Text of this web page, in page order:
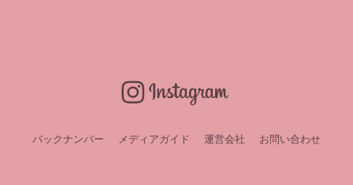
バックナンバー メディアガイド 運営会社 お問い合わせ